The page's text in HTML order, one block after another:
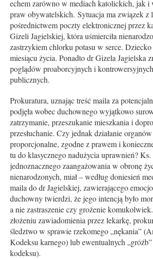
echem zarówno w mediach katolickich, jak i
praw obywatelskich. Sytuacja ma związek z
pośrednictwem poczty elektronicznej przez
Gizeli Jagielskiej, która uśmierciła
zastrzykiem chlorku potasu w serce.
miesiącu życia. Ponadto dr Gizela Jagielska
poglądów proaborcyjnych i
publicznych.
Prokuratura, uznając treść maila za
podjęła wobec duchownego wyjątkowo
zatrzymanie, przeszukanie mieszkania i
przesłuchanie. Czy jednak działanie
proporcjonalne, zgodne z prawem i
tu do klasycznego nadużycia uprawnień?
jednoznacznego zaangażowania w obronę
nienarodzonych, miał – według doniesień
maila do dr Jagielskiej, zawierającego
duchowny twierdzi, że jego intencją było
a nie zastraszenie czy grożenie
złożeniu zawiadomienia przez lekarkę,
śledztwo w sprawie rzekomego „nękania”
Kodeksu karnego) lub ewentualnych
kodeksu).